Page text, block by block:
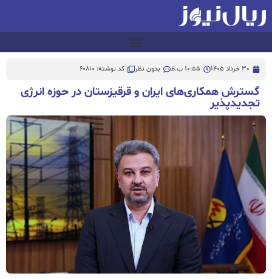
30 خرداد 1405 10:55 ب.ظ بدون نظر کد نوشته: 60810
گسترش همکاری‌های ایران و قرقیزستان در حوزه انرژی
تجدیدپذیر